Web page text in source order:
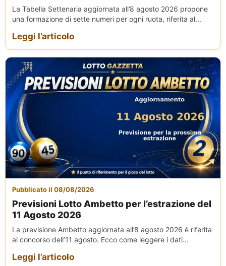
La Tabella Settenaria aggiornata all’8 agosto 2026 propone
una formazione di sette numeri per ogni ruota, riferita al...
Leggi l’articolo
Pubblicato il 08/08/2026
Previsioni Lotto Ambetto per l’estrazione del
11 Agosto 2026
La previsione Ambetto aggiornata all’8 agosto 2026 è riferita
al concorso dell’11 agosto. Ecco come leggere i dati...
Leggi l’articolo